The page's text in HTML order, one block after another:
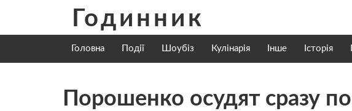
content
Годинник
Головна Події Шоубіз Кулінарія Інше Історія
Порошенко осудят сразу